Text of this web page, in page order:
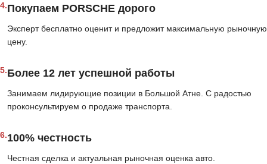
4.Покупаем PORSCHE дорого
Эксперт бесплатно оценит и предложит максимальную рыночную
цену.
5.Более 12 лет успешной работы
Занимаем лидирующие позиции в Большой Атне. С радостью
проконсультируем о продаже транспорта.
6.100% честность
Честная сделка и актуальная рыночная оценка авто.